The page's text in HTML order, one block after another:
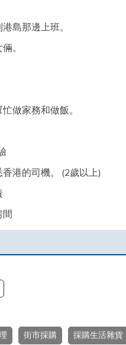
島那邊上班。
。
做家務和做飯。
港的司機。 (2歲以上)
間
街市採購 採購生活雜貨